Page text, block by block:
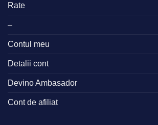
Rate
–
Contul meu
Detalii cont
Devino Ambasador
Cont de afiliat